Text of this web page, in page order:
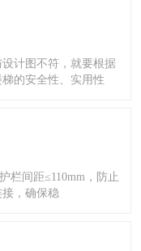
计图不符，就要根据
的安全性、实用性
栏间距≤110mm，防止
，确保稳